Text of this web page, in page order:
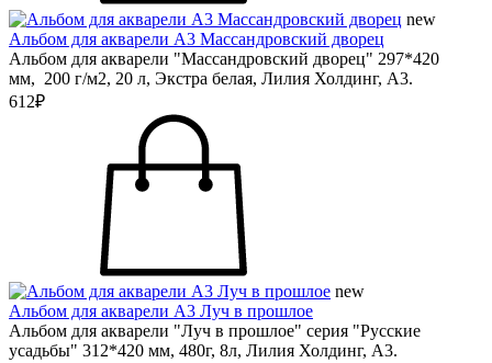
new
Альбом для акварели А3 Массандровский дворец
Альбом для акварели "Массандровский дворец" 297*420
мм, 200 г/м2, 20 л, Экстра белая, Лилия Холдинг, А3.
612₽
new
Альбом для акварели А3 Луч в прошлое
Альбом для акварели "Луч в прошлое" серия "Русские
усадьбы" 312*420 мм, 480г, 8л, Лилия Холдинг, А3.